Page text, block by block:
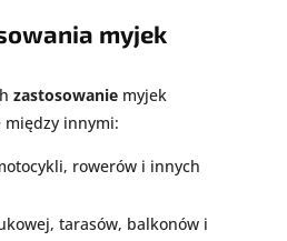
myjek
zastosowanie myjek
innymi:
rowerów i innych
tarasów, balkonów i